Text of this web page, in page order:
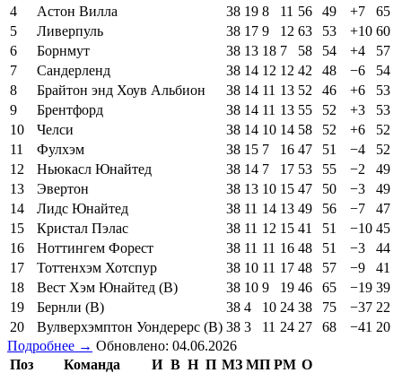
4
Астон Вилла 38 19 8 11 56 49 +7
65
5
Ливерпуль 38 17 9 12 63 53 +10 60
6
Борнмут 38 13 18 7 58 54 +4
57
7
Сандерленд 38 14 12 12 42 48 −6
54
8
Брайтон энд Хоув Альбион 38 14 11 13 52 46 +6
53
9
Брентфорд 38 14 11 13 55 52 +3
53
10
Челси 38 14 10 14 58 52 +6
52
11
Фулхэм 38 15 7 16 47 51 −4
52
12
Ньюкасл Юнайтед 38 14 7 17 53 55 −2
49
13
Эвертон 38 13 10 15 47 50 −3
49
14
Лидс Юнайтед 38 11 14 13 49 56 −7
47
15
Кристал Пэлас 38 11 12 15 41 51 −10 45
16
Ноттингем Форест 38 11 11 16 48 51 −3
44
17
Тоттенхэм Хотспур 38 10 11 17 48 57 −9
41
18
Вест Хэм Юнайтед (В) 38 10 9 19 46 65 −19 39
19
Бернли (В) 38 4 10 24 38 75 −37 22
20
Вулверхэмптон Уондерерс (В) 38 3 11 24 27 68 −41 20
Подробнее → Обновлено: 04.06.2026
Поз
Команда И В Н П МЗ МП РМ О